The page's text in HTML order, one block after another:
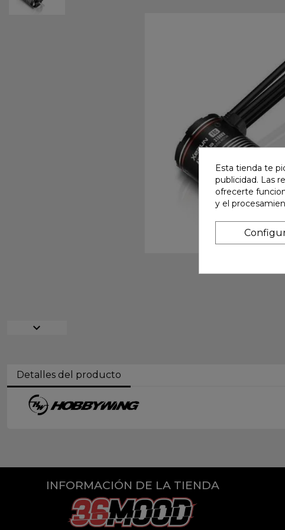
expand_more
Detalles del producto
INFORMACIÓN DE LA TIENDA
Esta tienda te
publicidad. Las
ofrecerte
y el